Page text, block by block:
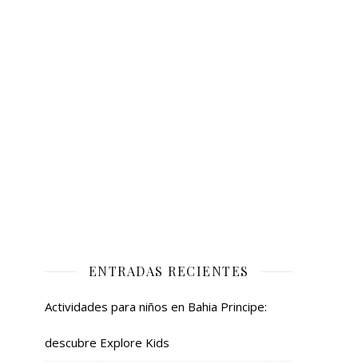
ENTRADAS RECIENTES
Actividades para niños en Bahia Principe:
descubre Explore Kids